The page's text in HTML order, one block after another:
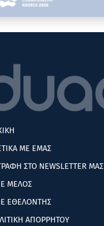
ΜΕ ΕΜΑΣ
ΣΤΟ NEWSLETTER ΜΑΣ
ΜΕΛΟΣ
ΕΘΕΛΟΝΤΗΣ
ΑΠΟΡΡΗΤΟΥ